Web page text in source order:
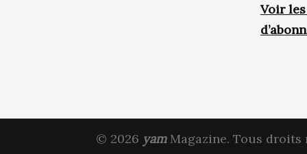
Voir
© 2026 yamMagazine. Tous droits